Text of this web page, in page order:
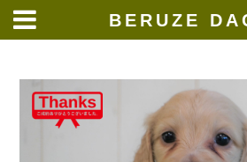
content
BERUZE